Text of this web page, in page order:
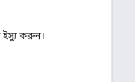
ইস্যু করুন।